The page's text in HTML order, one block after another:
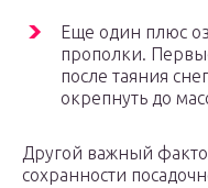
Еще один плюс
прополки.
после таяния
окрепнуть до
Другой важный
сохранности